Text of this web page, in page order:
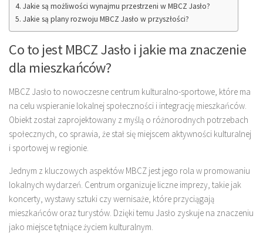
Jakie są możliwości wynajmu przestrzeni w MBCZ Jasło?
Jakie są plany rozwoju MBCZ Jasło w przyszłości?
Co to jest MBCZ Jasło i jakie ma znaczenie
dla mieszkańców?
MBCZ Jasło to nowoczesne centrum kulturalno-sportowe, które ma
na celu wspieranie lokalnej społeczności i integrację mieszkańców.
Obiekt został zaprojektowany z myślą o różnorodnych potrzebach
społecznych, co sprawia, że stał się miejscem aktywności kulturalnej
i sportowej w regionie.
Jednym z kluczowych aspektów MBCZ jest jego rola w promowaniu
lokalnych wydarzeń. Centrum organizuje liczne imprezy, takie jak
koncerty, wystawy sztuki czy wernisaże, które przyciągają
mieszkańców oraz turystów. Dzięki temu Jasło zyskuje na znaczeniu
jako miejsce tętniące życiem kulturalnym.